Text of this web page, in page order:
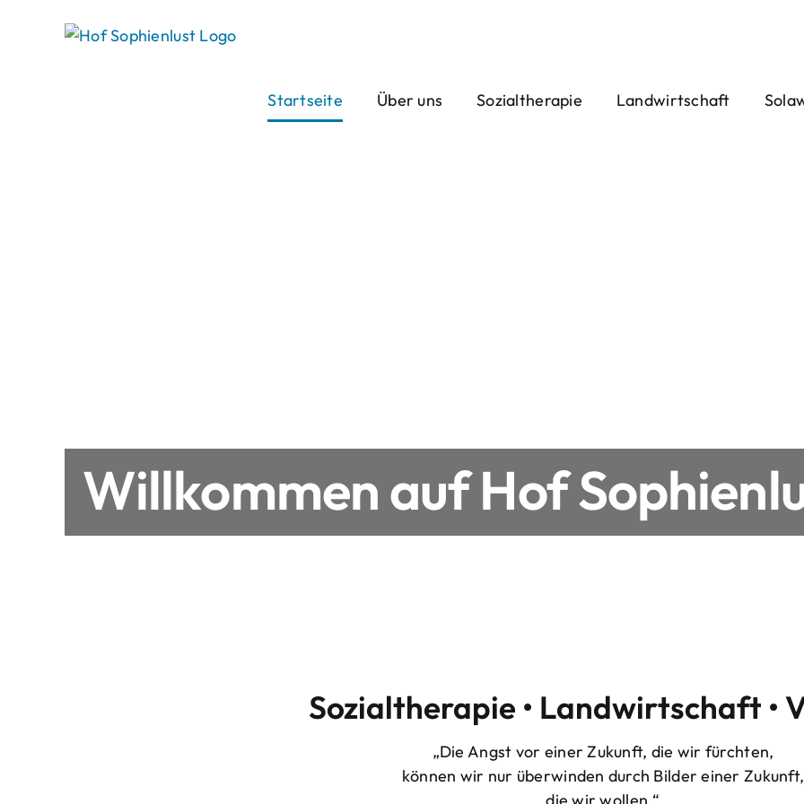
Startseite
Über uns Sozialtherapie Landwirtschaft
Willkommen auf Hof
Sozialtherapie • Landwirtschaft •
„Die Angst vor einer Zukunft, die wir fürchten,
können wir nur überwinden durch Bilder einer Zukunft,